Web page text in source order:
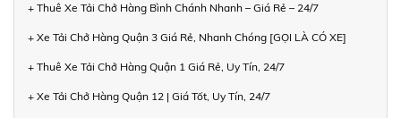
+ Thuê Xe Tải Chở Hàng Bình Chánh Nhanh – Giá Rẻ – 24/7
+ Xe Tải Chở Hàng Quận 3 Giá Rẻ, Nhanh Chóng [GỌI LÀ CÓ XE]
+ Thuê Xe Tải Chở Hàng Quận 1 Giá Rẻ, Uy Tín, 24/7
+ Xe Tải Chở Hàng Quận 12 | Giá Tốt, Uy Tín, 24/7